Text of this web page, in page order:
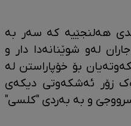
هەلنجێیە کە سەر بە
دوورە. جاران لەو شوێنانەدا دار و
بۆ خۆپاراستن لە
زۆر ئەشکەوتی دیکەی
و بە بەردی "کلسی"